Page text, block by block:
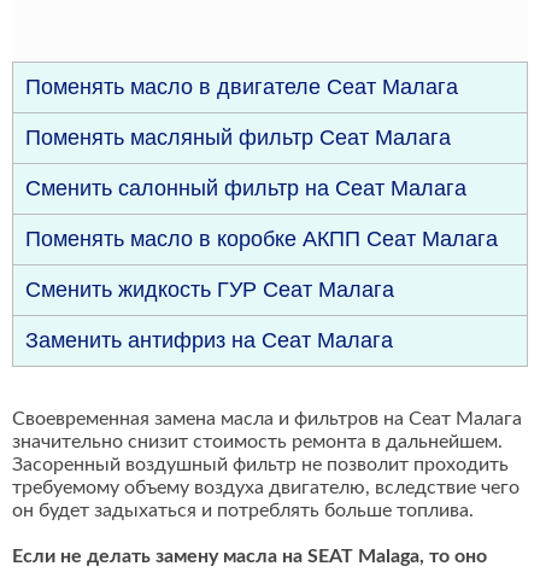
Поменять масло в двигателе Сеат Малага
Поменять масляный фильтр Сеат Малага
Сменить салонный фильтр на Сеат Малага
Поменять масло в коробке АКПП Сеат Малага
Сменить жидкость ГУР Сеат Малага
Заменить антифриз на Сеат Малага
Своевременная замена масла и фильтров на Сеат Малага
значительно снизит стоимость ремонта в дальнейшем.
Засоренный воздушный фильтр не позволит проходить
требуемому объему воздуха двигателю, вследствие чего
он будет задыхаться и потреблять больше топлива.
Если не делать замену масла на SEAT Malaga, то оно